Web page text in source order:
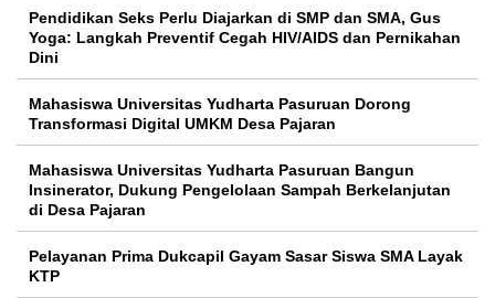
Pendidikan Seks Perlu Diajarkan di SMP dan SMA, Gus
Yoga: Langkah Preventif Cegah HIV/AIDS dan Pernikahan
Dini
Mahasiswa Universitas Yudharta Pasuruan Dorong
Transformasi Digital UMKM Desa Pajaran
Mahasiswa Universitas Yudharta Pasuruan Bangun
Insinerator, Dukung Pengelolaan Sampah Berkelanjutan
di Desa Pajaran
Pelayanan Prima Dukcapil Gayam Sasar Siswa SMA Layak
KTP